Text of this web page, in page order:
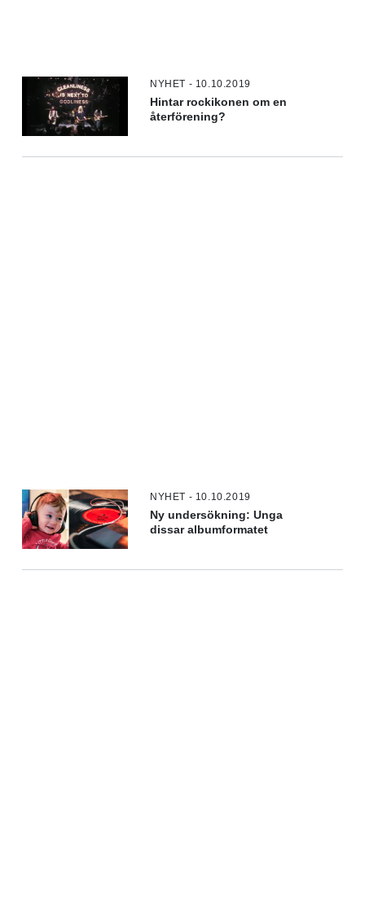
NYHET - 10.10.2019
Hintar rockikonen om en
återförening?
NYHET - 10.10.2019
Ny undersökning: Unga
dissar albumformatet